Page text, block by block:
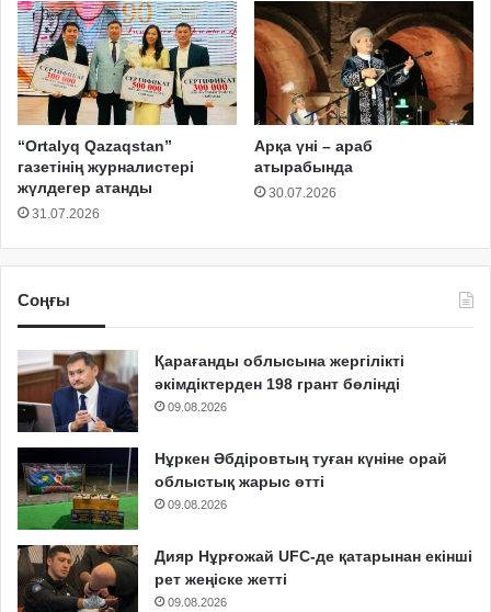
“Ortalyq Qazaqstan”
газетінің журналистері
жүлдегер атанды
31.07.2026
Арқа үні – араб
атырабында
30.07.2026
Соңғы
Қарағанды облысына жергілікті
әкімдіктерден 198 грант бөлінді
09.08.2026
Нұркен Әбдіровтың туған күніне орай
облыстық жарыс өтті
09.08.2026
Дияр Нұрғожай UFC-де қатарынан екінші
рет жеңіске жетті
09.08.2026